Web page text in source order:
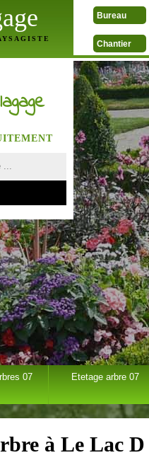
Bureau
Chantier
07 Etetage arbre 07
à Le Lac D